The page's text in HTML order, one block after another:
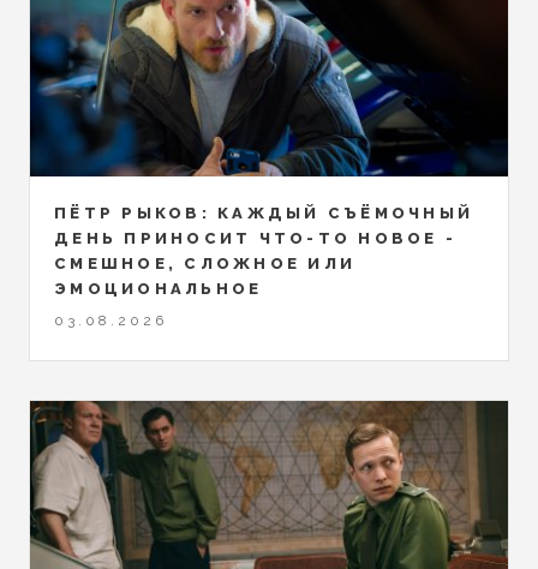
ПЁТР РЫКОВ: КАЖДЫЙ СЪЁМОЧНЫЙ
ДЕНЬ ПРИНОСИТ ЧТО-ТО НОВОЕ -
СМЕШНОЕ, СЛОЖНОЕ ИЛИ
ЭМОЦИОНАЛЬНОЕ
03.08.2026